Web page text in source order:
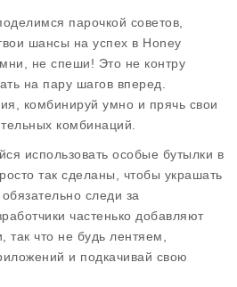
парочкой советов,
шансы на успех в Honey
не спеши! Это не контру
на пару шагов вперед.
комбинируй умно и прячь свои
комбинаций.
использовать особые бутылки в
так сделаны, чтобы украшать
следи за
частенько добавляют
что не будь лентяем,
и подкачивай свою